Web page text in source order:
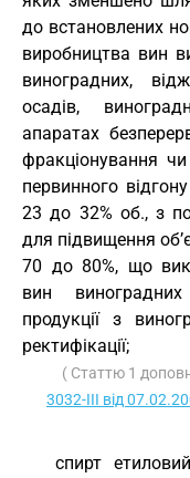
до встановлених
виробництва вин
виноградних,
осадів,
апаратах
фракціонування
первинного
23 до 32% об., з
для підвищення
70 до 80%, що
вин
продукції з
ректифікації;
( Статтю 1
3032-III від
спирт